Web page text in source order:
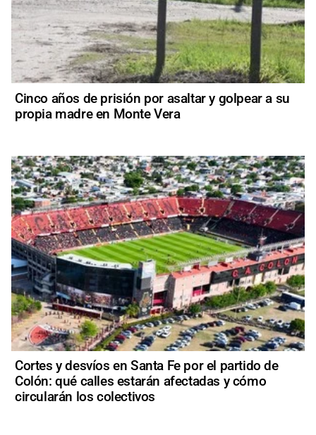
Cinco años de prisión por asaltar y golpear a su
propia madre en Monte Vera
Cortes y desvíos en Santa Fe por el partido de
Colón: qué calles estarán afectadas y cómo
circularán los colectivos